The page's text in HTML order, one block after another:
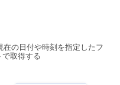
在の日付や時刻を指定したフ
で取得する